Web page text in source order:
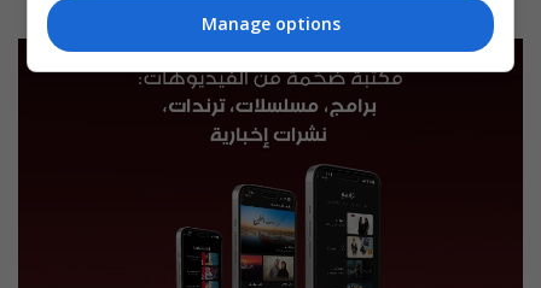
Manage options